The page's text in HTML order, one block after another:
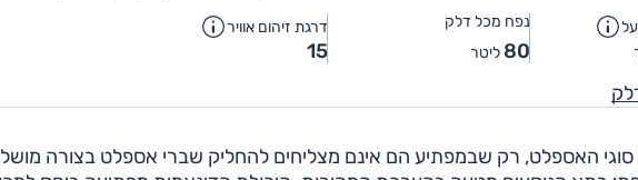
נפח מכל דלק
80 ליטר
דרגת זיהום אוויר
15
האספלט, רק שבמפתיע הם אינם מצליחים להחליק שברי אספלט בצורה